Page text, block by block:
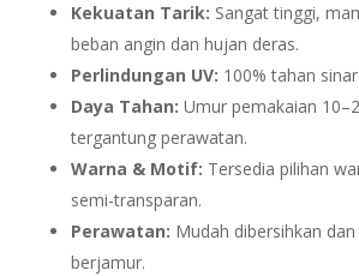
Kekuatan Tarik: Sangat tinggi,
beban angin dan hujan deras.
Perlindungan UV: 100% tahan
Daya Tahan: Umur pemakaian
tergantung perawatan.
Warna & Motif: Tersedia pilihan
semi-transparan.
Perawatan: Mudah dibersihkan
berjamur.